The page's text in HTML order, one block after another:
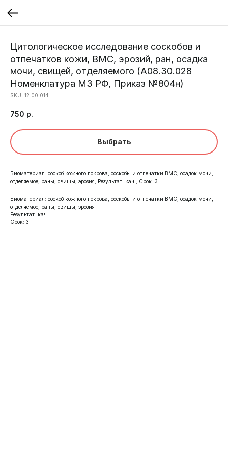
Цитологическое исследование соскобов и
отпечатков кожи, ВМС, эрозий, ран, осадка
мочи, свищей, отделяемого (A08.30.028
Номенклатура МЗ РФ, Приказ №804н)
SKU: 12.00.014
750 р.
Выбрать
Биоматериал: соскоб кожного покрова, соскобы и отпечатки ВМС, осадок мочи,
отделяемое, раны, свищы, эрозия; Результат: кач.; Срок: 3
Биоматериал: соскоб кожного покрова, соскобы и отпечатки ВМС, осадок мочи,
отделяемое, раны, свищы, эрозия
Результат: кач.
Срок: 3